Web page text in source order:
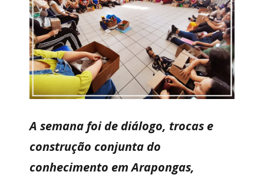
A semana foi de diálogo, trocas e
construção conjunta do
conhecimento em Arapongas,